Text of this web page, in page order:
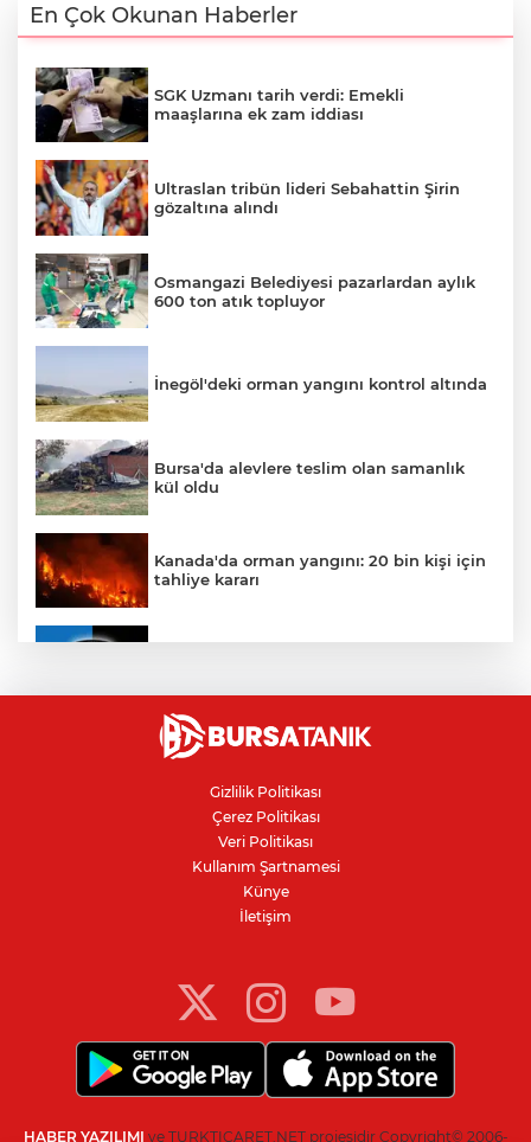
En Çok Okunan Haberler
SGK Uzmanı tarih verdi: Emekli
maaşlarına ek zam iddiası
Ultraslan tribün lideri Sebahattin Şirin
gözaltına alındı
Osmangazi Belediyesi pazarlardan aylık
600 ton atık topluyor
İnegöl'deki orman yangını kontrol altında
Bursa'da alevlere teslim olan samanlık
kül oldu
Kanada'da orman yangını: 20 bin kişi için
tahliye kararı
Ceuta göçmen krizi: İspanya, İtalya’ya
karşı sınır kontrolü getirdi
Kanser teşhisinde doğru görüntüleme
hayat kurtarıyor
Bursa'da Arapşükrü Sokağı'nda kavga:
Gizlilik Politikası
Çerez Politikası
Veri Politikası
Kullanım Şartnamesi
Künye
İletişim
HABER YAZILIMI ve TURKTICARET.NET projesidir Copyright© 2006-